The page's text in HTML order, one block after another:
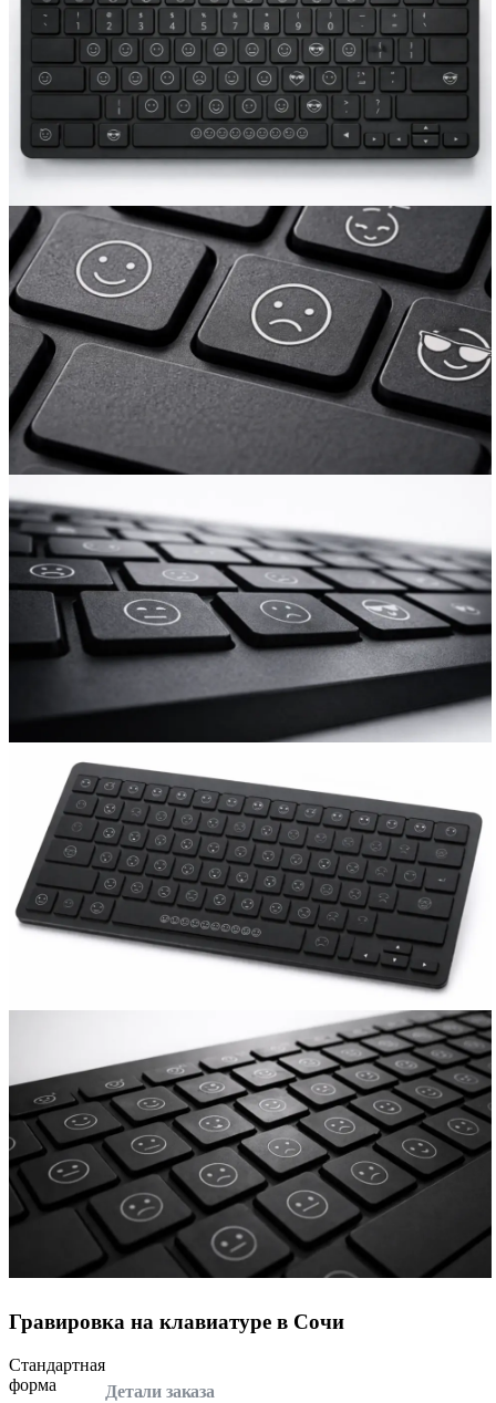
Вакансии
О компании
Написать директору
Арендодателям
Франшиза
Контакты
Гравировка на клавиатуре в Сочи
Стандартная
форма
Детали заказа